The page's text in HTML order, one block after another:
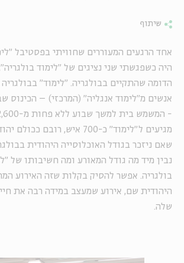
שיתוף
אחד הרגעים המעוררים שחוויתי בפסטיבל
היה כשפגשתי שני נציגים של "לימוד
הדומה שהתקיים בבולגריה. "לימוד"
אנשים מ"לימוד אנגליה" (המרכזי) – הכינוס
מגיעים ל"לימוד" כ-700 איש,
נבין מיד מה גודל המאורע ומה חשיבותו של
בולגריה. אפשר להסיק בקלות שזה האירוע
היהודית שם, אירוע שמעצב במידה רבה את
שלה.